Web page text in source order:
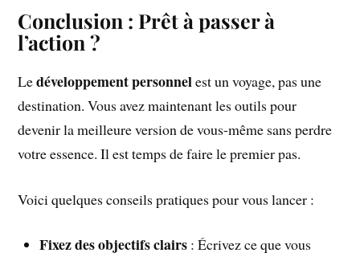
Conclusion : Prêt à passer à
l’action ?
Ledéveloppement personnelest un voyage, pas une
destination. Vous avez maintenant les outils pour
devenir la meilleure version de vous-même sans perdre
votre essence. Il est temps de faire le premier pas.
Voici quelques conseils pratiques pour vous lancer :
Fixez des objectifs clairs : Écrivez ce que vous